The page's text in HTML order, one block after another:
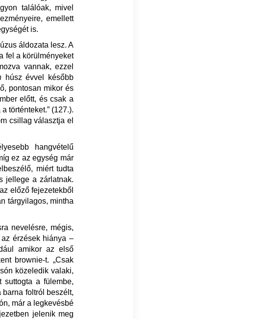
találóak, mivel
emellett
is.
áldozata lesz. A
fel a körülményeket
vannak, ezzel
húsz évvel később
pontosan mikor és
előtt, és csak a
történteket.” (127.).
csillag választja el
hangvételű
ez az egység már
miért tudta
jellege a zárlatnak.
előző fejezetekből
tárgyilagos, mintha
nevelésre, mégis,
érzések hiánya –
amikor az első
brownie-t. „Csak
közeledik valaki,
suttogta a fülembe,
foltról beszélt,
már a legkevésbé
jelenik meg